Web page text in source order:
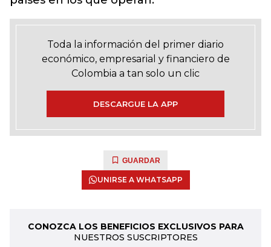
Toda la información del primer diario
económico, empresarial y financiero de
Colombia a tan solo un clic
DESCARGUE LA APP
GUARDAR
UNIRSE A WHATSAPP
CONOZCA LOS BENEFICIOS EXCLUSIVOS PARA
NUESTROS SUSCRIPTORES